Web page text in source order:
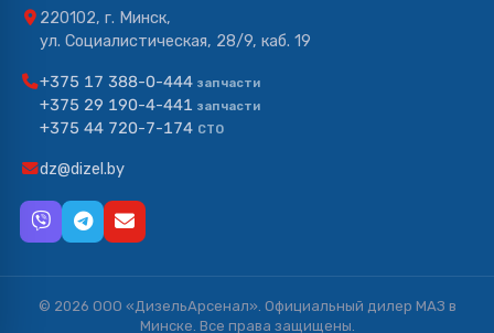
220102, г. Минск,
ул. Социалистическая, 28/9, каб. 19
+375 17 388-0-444 запчасти
+375 29 190-4-441 запчасти
+375 44 720-7-174 СТО
dz@dizel.by
© 2026 ООО «ДизельАрсенал». Официальный дилер МАЗ в
Минске. Все права защищены.